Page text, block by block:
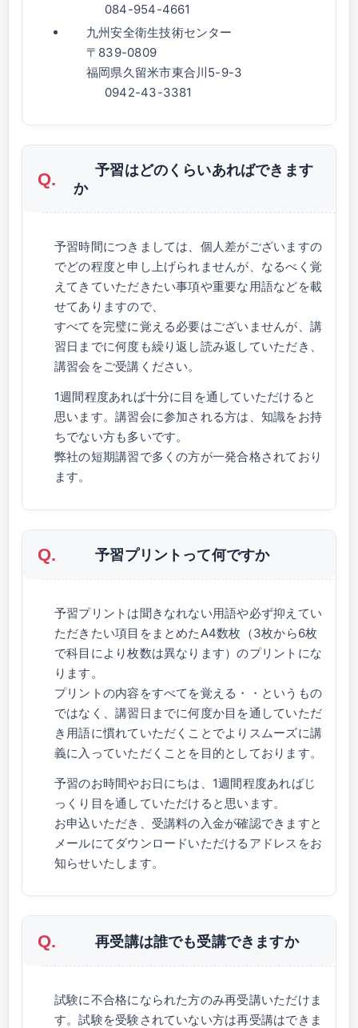
084-954-4661
九州安全衛生技術センター
〒839-0809
福岡県久留米市東合川5-9-3
0942-43-3381
予習はどのくらいあればできます
か
予習時間につきましては、個人差がございますの
でどの程度と申し上げられませんが、なるべく覚
えてきていただきたい事項や重要な用語などを載
せてありますので、
すべてを完璧に覚える必要はございませんが、講
習日までに何度も繰り返し読み返していただき、
講習会をご受講ください。
1週間程度あれば十分に目を通していただけると
思います。講習会に参加される方は、知識をお持
ちでない方も多いです。
弊社の短期講習で多くの方が一発合格されており
ます。
予習プリントって何ですか
予習プリントは聞きなれない用語や必ず抑えてい
ただきたい項目をまとめたA4数枚（3枚から6枚
で科目により枚数は異なります）のプリントにな
ります。
プリントの内容をすべてを覚える・・というもの
ではなく、講習日までに何度か目を通していただ
き用語に慣れていただくことでよりスムーズに講
義に入っていただくことを目的としております。
予習のお時間やお日にちは、1週間程度あればじ
っくり目を通していただけると思います。
お申込いただき、受講料の入金が確認できますと
メールにてダウンロードいただけるアドレスをお
知らせいたします。
再受講は誰でも受講できますか
試験に不合格になられた方のみ再受講いただけま
す。試験を受験されていない方は再受講はできま